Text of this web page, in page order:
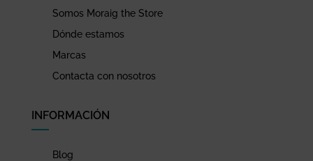
Somos Moraig the Store
Dónde estamos
Marcas
Contacta con nosotros
INFORMACIÓN
Blog